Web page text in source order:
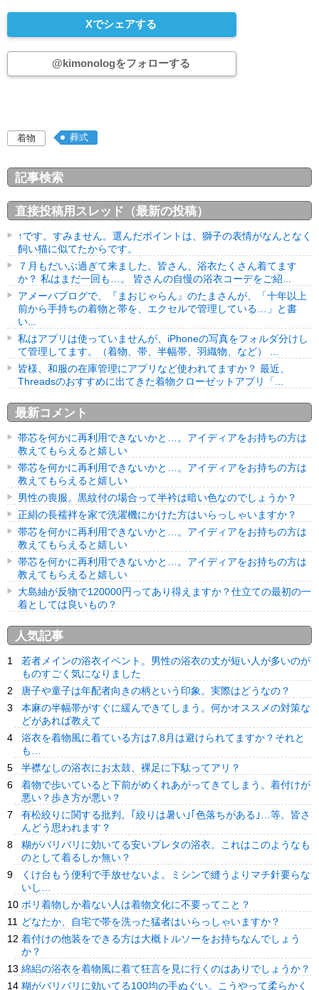
Xでシェアする
@kimonologをフォローする
着物 葬式
記事検索
直接投稿用スレッド（最新の投稿）
↑です。すみません。選んだポイントは、獅子の表情がなんとなく
飼い猫に似てたからです。
７月もだいぶ過ぎて来ました。皆さん、浴衣たくさん着てます
か？ 私はまだ一回も…。 皆さんの自慢の浴衣コーデをご紹...
アメーバブログで、『まおじゃらん』のたまさんが、「十年以上
前から手持ちの着物と帯を、エクセルで管理している…」と書
い...
私はアプリは使っていませんが、iPhoneの写真をフォルダ分けし
て管理してます。（着物、帯、半幅帯、羽織物、など） ...
皆様、和服の在庫管理にアプリなど使われてますか？ 最近、
Threadsのおすすめに出てきた着物クローゼットアプリ「...
最新コメント
帯芯を何かに再利用できないかと…。アイディアをお持ちの方は
教えてもらえると嬉しい
帯芯を何かに再利用できないかと…。アイディアをお持ちの方は
教えてもらえると嬉しい
男性の喪服。黒紋付の場合って半衿は暗い色なのでしょうか？
正絹の長襦袢を家で洗濯機にかけた方はいらっしゃいますか？
帯芯を何かに再利用できないかと…。アイディアをお持ちの方は
教えてもらえると嬉しい
帯芯を何かに再利用できないかと…。アイディアをお持ちの方は
教えてもらえると嬉しい
大島紬が反物で120000円ってあり得えますか？仕立ての最初の一
着としては良いもの？
人気記事
若者メインの浴衣イベント。男性の浴衣の丈が短い人が多いのが
ものすごく気になりました
唐子や童子は年配者向きの柄という印象。実際はどうなの？
本麻の半幅帯がすぐに緩んできてしまう。何かオススメの対策な
どがあれば教えて
浴衣を着物風に着ている方は7,8月は避けられてますか？それと
も…
半襟なしの浴衣にお太鼓、裸足に下駄ってアリ？
着物で歩いていると下前がめくれあがってきてしまう。着付けが
悪い？歩き方が悪い？
有松絞りに関する批判。｢絞りは暑い｣｢色落ちがある｣…等。皆さ
んどう思われます？
糊がバリバリに効いてる安いプレタの浴衣。これはこのようなも
のとして着るしか無い？
くけ台もう便利で手放せないよ。ミシンで縫うよりマチ針要らな
いし…
ポリ着物しか着ない人は着物文化に不要ってこと？
どなたか、自宅で帯を洗った猛者はいらっしゃいますか？
着付けの他装をできる方は大概トルソーをお持ちなんでしょう
か？
綿絽の浴衣を着物風に着て狂言を見に行くのはありでしょうか？
糊がバリバリに効いてる100均の手ぬぐい。こうやって柔らかく